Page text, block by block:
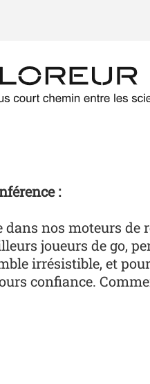
:
dans nos moteurs
joueurs de go,
irrésistible, et
confiance.